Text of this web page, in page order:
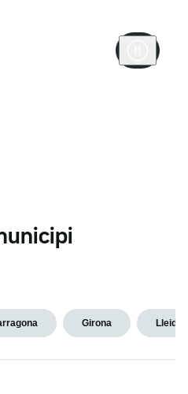
Girona Lleida